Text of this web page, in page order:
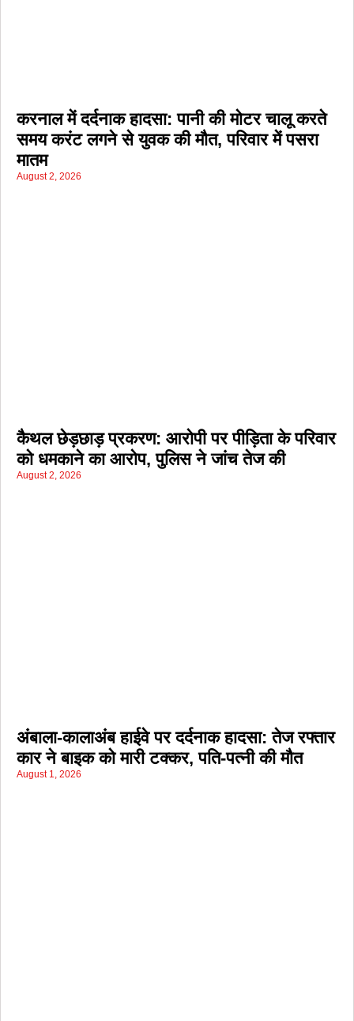
करनाल में दर्दनाक हादसा: पानी की मोटर चालू करते
समय करंट लगने से युवक की मौत, परिवार में पसरा
मातम
August 2, 2026
कैथल छेड़छाड़ प्रकरण: आरोपी पर पीड़िता के परिवार
को धमकाने का आरोप, पुलिस ने जांच तेज की
August 2, 2026
अंबाला-कालाअंब हाईवे पर दर्दनाक हादसा: तेज रफ्तार
कार ने बाइक को मारी टक्कर, पति-पत्नी की मौत
August 1, 2026